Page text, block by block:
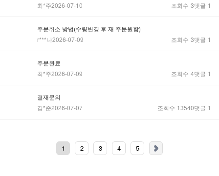
최*주2026-07-10 조회수 3댓글 1
주문취소 방법(수량변경 후 재 주문원함)
r***나2026-07-09 조회수 3댓글 1
주문완료
최*주2026-07-09 조회수 4댓글 1
결재문의
김*준2026-07-07 조회수 13540댓글 1
1 2 3 4 5